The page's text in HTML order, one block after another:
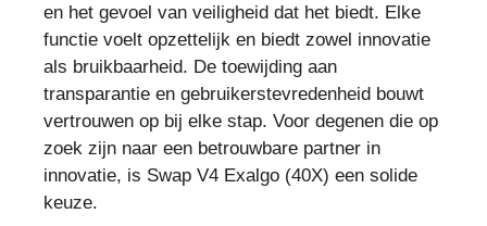
en het gevoel van veiligheid dat het biedt. Elke
functie voelt opzettelijk en biedt zowel innovatie
als bruikbaarheid. De toewijding aan
transparantie en gebruikerstevredenheid bouwt
vertrouwen op bij elke stap. Voor degenen die op
zoek zijn naar een betrouwbare partner in
innovatie, is Swap V4 Exalgo (40X) een solide
keuze.